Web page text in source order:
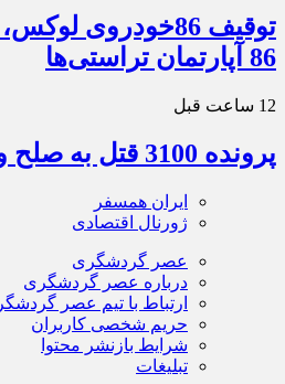
86 آپارتمان تراستی‌ها
12 ساعت قبل
پرونده 3100 قتل به صلح و سازش ختم شد
ایران همسفر
ژورنال اقتصادی
عصر گردشگری
درباره عصر گردشگری
ارتباط با تیم عصر
حریم شخصی کاربران
شرایط بازنشر محتوا
تبلیغات